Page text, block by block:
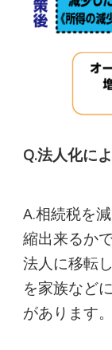
Q.法人化に
A.相続税を
縮出来るか
法人に移転
を家族など
があります。